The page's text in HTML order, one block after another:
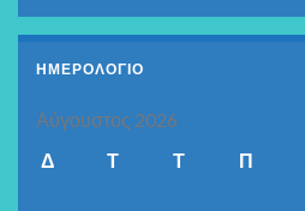
ΗΜΕΡΟΛΟΓΙΟ
Αύγουστος 2026
Δ
Τ Τ Π